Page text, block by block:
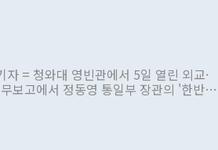
= 청와대 영빈관에서 5일 열린 외교·
보고에서 정동영 통일부 장관의 '한반도
않은 사안을 정책으로 추진하겠다고 공